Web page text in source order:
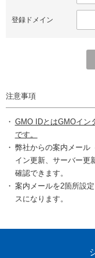
登録ドメイン
注意事項
GMO IDとはGMOイン
です。
弊社からの案内メール
イン更新、サーバー更
確認できます。
案内メールを2箇所設
スになります。